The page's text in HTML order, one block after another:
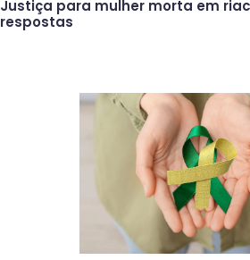
Justiça para mulher morta em
respostas